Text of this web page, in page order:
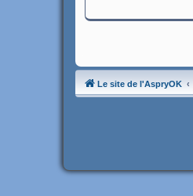
Le site de l'AspryOK